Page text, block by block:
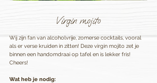
Virgin mojito
Wij zijn fan van alcoholvrije, zomerse cocktails, vooral
als er verse kruiden in zitten! Deze virgin mojito zet je
binnen een handomdraai op tafel en is lekker fris!
Cheers!
Wat heb je nodig: